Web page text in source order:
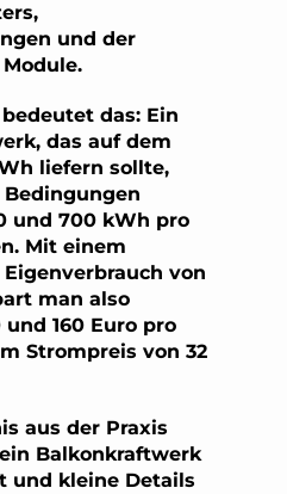
und der
das: Ein
das auf dem
liefern sollte,
und 700 kWh pro
Mit einem
von
man also
und 160 Euro pro
Strompreis von 32
aus der Praxis
Balkonkraftwerk
und kleine Details